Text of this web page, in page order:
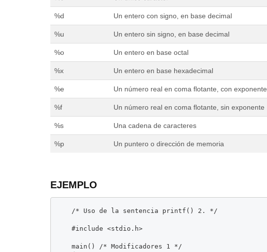
%d Un entero con signo, en base decimal
%u Un entero sin signo, en base decimal
%o Un entero en base octal
%x Un entero en base hexadecimal
%e Un número real en coma flotante, con exponente
%f Un número real en coma flotante, sin exponente
%s Una cadena de caracteres
%p Un puntero o dirección de memoria
EJEMPLO